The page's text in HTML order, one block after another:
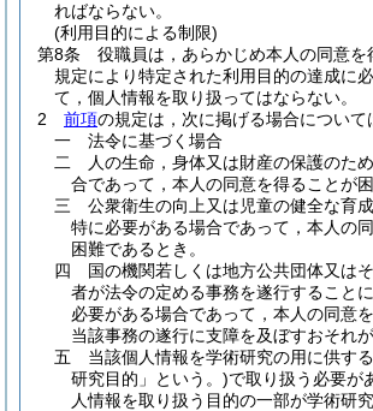
ればならない。
(利用目的による制限)
第8条
役職員は，あらかじめ本人の同意を
規定により特定された利用目的の達成に
て，個人情報を取り扱ってはならない。
2
前項の規定は，次に掲げる場合について
一
法令に基づく場合
二
人の生命，身体又は財産の保護のた
合であって，本人の同意を得ることが困
三
公衆衛生の向上又は児童の健全な育
特に必要がある場合であって，本人の
困難であるとき。
四
国の機関若しくは地方公共団体又は
者が法令の定める事務を遂行すること
必要がある場合であって，本人の同意
当該事務の遂行に支障を及ぼすおそれが
五
当該個人情報を学術研究の用に供す
研究目的」という。)で取り扱う必要が
人情報を取り扱う目的の一部が学術研